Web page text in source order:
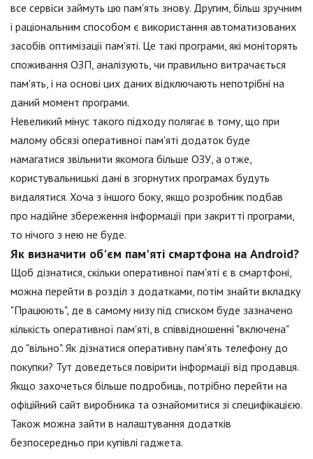
все сервіси займуть цю пам'ять знову. Другим, більш зручним
і раціональним способом є використання автоматизованих
засобів оптимізації пам'яті. Це такі програми, які моніторять
споживання ОЗП, аналізують, чи правильно витрачається
пам'ять, і на основі цих даних відключають непотрібні на
даний момент програми.
Невеликий мінус такого підходу полягає в тому, що при
малому обсязі оперативної пам'яті додаток буде
намагатися звільнити якомога більше ОЗУ, а отже,
користувальницькі дані в згорнутих програмах будуть
видалятися. Хоча з іншого боку, якщо розробник подбав
про надійне збереження інформації при закритті програми,
то нічого з нею не буде.
Як визначити об'єм пам'яті смартфона на Android?
Щоб дізнатися, скільки оперативної пам'яті є в смартфоні,
можна перейти в розділ з додатками, потім знайти вкладку
"Працюють", де в самому низу під списком буде зазначено
кількість оперативної пам'яті, в співвідношенні "включена"
до "вільно". Як дізнатися оперативну пам'ять телефону до
покупки? Тут доведеться повірити інформації від продавця.
Якщо захочеться більше подробиць, потрібно перейти на
офіційний сайт виробника та ознайомитися зі специфікацією.
Також можна зайти в налаштування додатків
безпосередньо при купівлі гаджета.